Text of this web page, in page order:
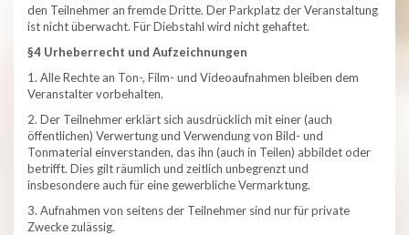
den Teilnehmer an fremde Dritte. Der Parkplatz der Veranstaltung
ist nicht überwacht. Für Diebstahl wird nicht gehaftet.
§4 Urheberrecht und Aufzeichnungen
1. Alle Rechte an Ton-, Film- und Videoaufnahmen bleiben dem
Veranstalter vorbehalten.
2. Der Teilnehmer erklärt sich ausdrücklich mit einer (auch
öffentlichen) Verwertung und Verwendung von Bild- und
Tonmaterial einverstanden, das ihn (auch in Teilen) abbildet oder
betrifft. Dies gilt räumlich und zeitlich unbegrenzt und
insbesondere auch für eine gewerbliche Vermarktung.
3. Aufnahmen von seitens der Teilnehmer sind nur für private
Zwecke zulässig.